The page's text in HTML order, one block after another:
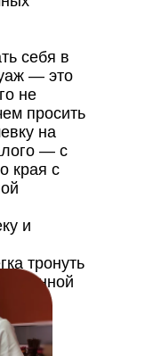
себя в
— это
не
просить
на
— с
края с
и
тронуть